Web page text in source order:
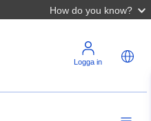
How do you know?
Logga in